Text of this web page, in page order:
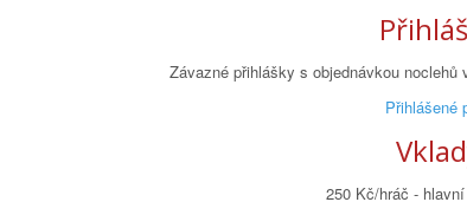
Závazné přihlášky s objednávkou
Přihlášené
250 Kč/hráč -